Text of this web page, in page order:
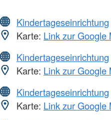
Kindertageseinrichtung
Karte: Link zur Google
Kindertageseinrichtung
Karte: Link zur Google
Kindertageseinrichtung
Karte: Link zur Google